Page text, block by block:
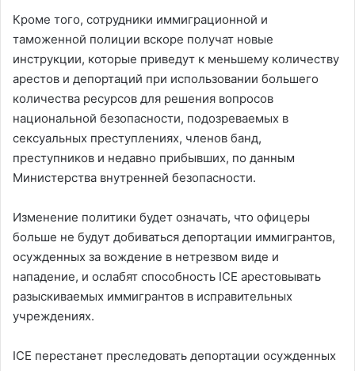
Кроме того, сотрудники иммиграционной и
таможенной полиции вскоре получат новые
инструкции, которые приведут к меньшему количеству
арестов и депортаций при использовании большего
количества ресурсов для решения вопросов
национальной безопасности, подозреваемых в
сексуальных преступлениях, членов банд,
преступников и недавно прибывших, по данным
Министерства внутренней безопасности.
Изменение политики будет означать, что офицеры
больше не будут добиваться депортации иммигрантов,
осужденных за вождение в нетрезвом виде и
нападение, и ослабят способность ICE арестовывать
разыскиваемых иммигрантов в исправительных
учреждениях.
ICE перестанет преследовать депортации осужденных